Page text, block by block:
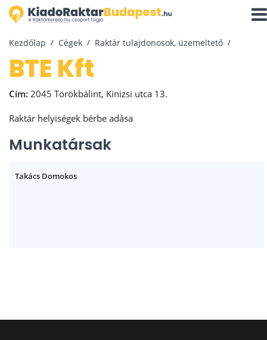
Kezdőlap Cégek Raktár tulajdonosok, üzemeltető
BTE Kft
Cím: 2045 Törökbálint, Kinizsi utca 13.
Raktár helyiségek bérbe adása
Munkatársak
Takács Domokos